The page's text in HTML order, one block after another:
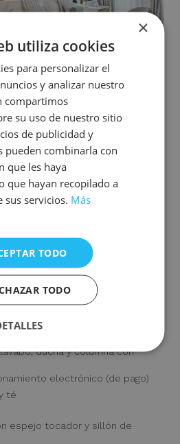
marca el ritmo de la
del Mediterráneo y una calma
momento. Los azulejos de
con un mobiliario actual,
acompañar el descanso.
conviven con naturalidad.
para desconectar, sentirse
dos camas individuales y todas
para una estancia cuidada
calefacción
ducha y columna con
electrónico (de pago)
té
espejo tocador y sillón de
×
utiliza cookies
para personalizar el
y analizar nuestro
compartimos
su uso de nuestro sitio
de publicidad y
pueden combinarla con
que les haya
que hayan recopilado a
sus servicios. Más
TODO
TODO